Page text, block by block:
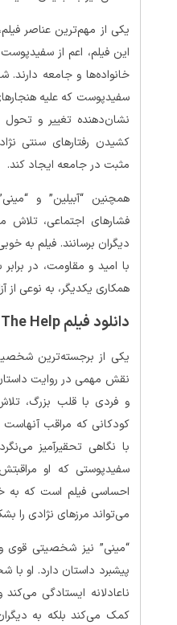
یکی از مهم‌ترین عناصر
این فیلم، اعم از
خانواده‌ها و جامعه
سفیدپوست که علیه
نشان‌دهنده تغییر و
کشیدن رفتارهای سنتی
مثبت در جامعه ایجاد کند.
همچنین “آبیلین” و
فشارهای اجتماعی،
دیگران برسانند. فیلم به
با امید و مقاومت، در
همکاری یکدیگر، به نوعی از
دانلود فیلم The Help
یکی از برجسته‌ترین
نقش مهمی در روایت
و فردی با قلب بزرگ،
کودکانی که مراقب آنهاست
با نگاهی تحقیرآمیز
سفیدپوستی که او
احساسی فیلم است که
می‌تواند مرزهای نژادی را
“مینی” نیز شخصیتی
پیشبرد داستان دارد. او با
ناعادلانه ایستادگی
کمک می‌کند بلکه به